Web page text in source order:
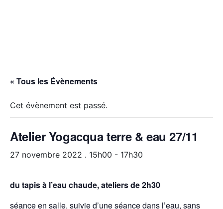
« Tous les Évènements
Cet évènement est passé.
Atelier Yogacqua terre & eau 27/11
27 novembre 2022 . 15h00 - 17h30
du tapis à l’eau chaude, ateliers de 2h30
séance en salle, suivie d’une séance dans l’eau, sans